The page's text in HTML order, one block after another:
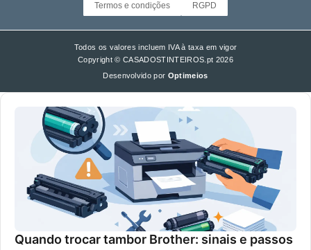
Termos e condições RGPD
Todos os valores incluem IVA à taxa em vigor
Copyright © CASADOSTINTEIROS.pt 2026
Desenvolvido por Optimeios
Quando trocar tambor Brother: sinais e passos